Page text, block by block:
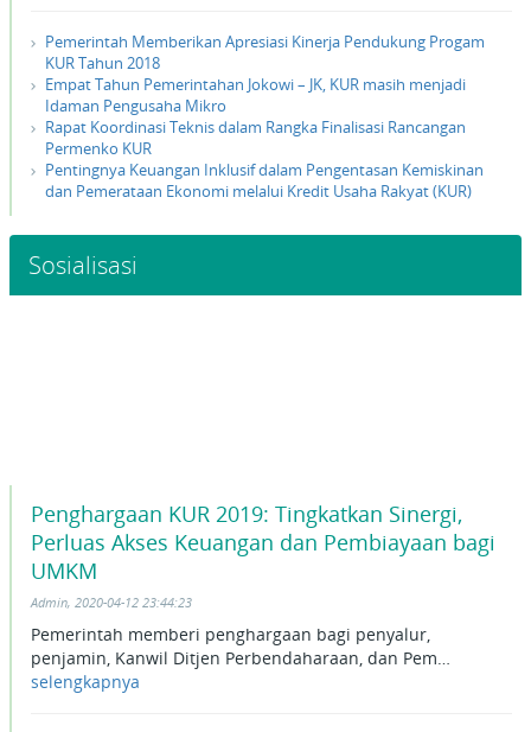
Pemerintah Memberikan Apresiasi Kinerja Pendukung Progam
KUR Tahun 2018
Empat Tahun Pemerintahan Jokowi – JK, KUR masih menjadi
Idaman Pengusaha Mikro
Rapat Koordinasi Teknis dalam Rangka Finalisasi Rancangan
Permenko KUR
Pentingnya Keuangan Inklusif dalam Pengentasan Kemiskinan
dan Pemerataan Ekonomi melalui Kredit Usaha Rakyat (KUR)
Sosialisasi
Penghargaan KUR 2019: Tingkatkan Sinergi,
Perluas Akses Keuangan dan Pembiayaan bagi
UMKM
Admin, 2020-04-12 23:44:23
Pemerintah memberi penghargaan bagi penyalur,
penjamin, Kanwil Ditjen Perbendaharaan, dan Pem…
selengkapnya